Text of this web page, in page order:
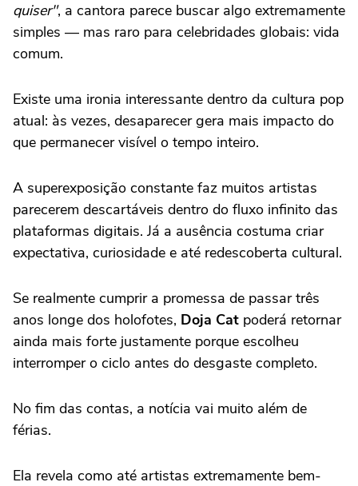
quiser", a cantora parece buscar algo extremamente
simples — mas raro para celebridades globais: vida
comum.
Existe uma ironia interessante dentro da cultura pop
atual: às vezes, desaparecer gera mais impacto do
que permanecer visível o tempo inteiro.
A superexposição constante faz muitos artistas
parecerem descartáveis dentro do fluxo infinito das
plataformas digitais. Já a ausência costuma criar
expectativa, curiosidade e até redescoberta cultural.
Se realmente cumprir a promessa de passar três
anos longe dos holofotes, Doja Cat poderá retornar
ainda mais forte justamente porque escolheu
interromper o ciclo antes do desgaste completo.
No fim das contas, a notícia vai muito além de
férias.
Ela revela como até artistas extremamente bem-